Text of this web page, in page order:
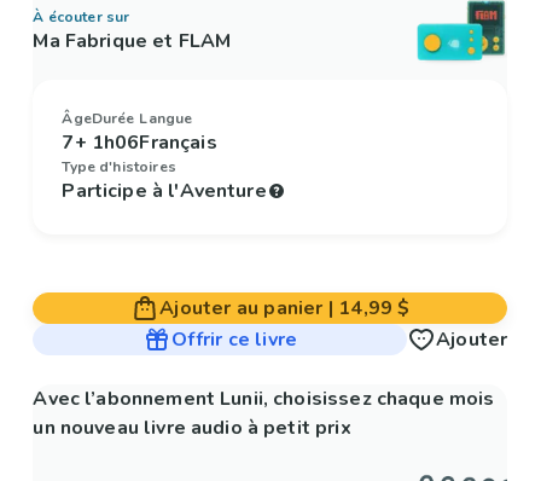
À écouter sur
Ma Fabrique et FLAM
Âge
7+
Durée
1h06
Langue
Français
Type d'histoires
Participe à l'Aventure
Ajouter au panier | 14,99 $
Offrir ce livre
Ajouter
Avec l’abonnement Lunii, choisissez chaque mois
un nouveau livre audio à petit prix